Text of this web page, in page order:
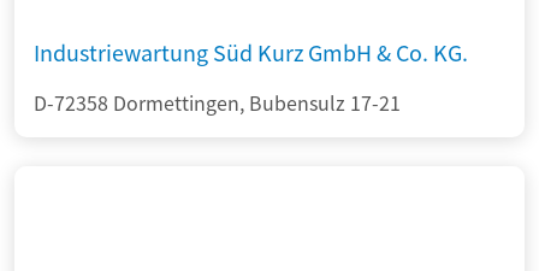
Industriewartung Süd Kurz GmbH & Co. KG.
D-72358 Dormettingen, Bubensulz 17-21